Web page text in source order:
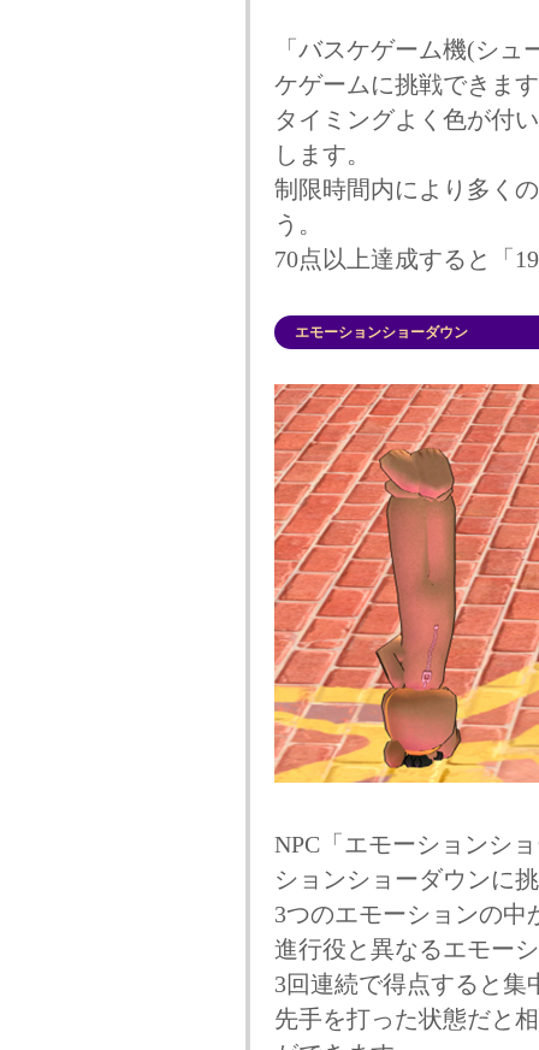
「バスケゲーム機(シ
ケゲームに挑戦できま
タイミングよく色が付
します。
制限時間内により多く
う。
70点以上達成すると「
エモーションショーダウン
NPC「エモーションシ
ションショーダウンに
3つのエモーションの中
進行役と異なるエモー
3回連続で得点すると集
先手を打った状態だと